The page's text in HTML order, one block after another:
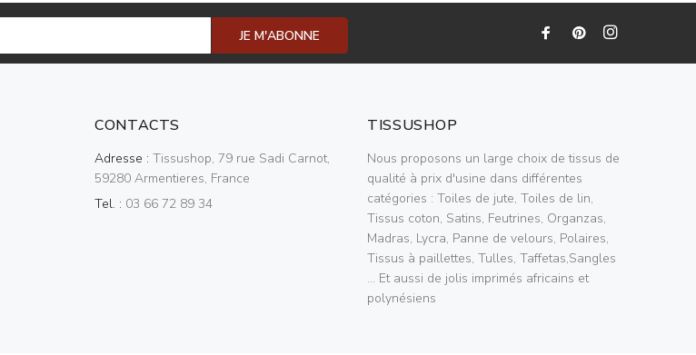
JE M'ABONNE
CONTACTS
Adresse : Tissushop, 79 rue Sadi Carnot,
59280 Armentieres, France
Tel. : 03 66 72 89 34
TISSUSHOP
Nous proposons un large choix de tissus de
qualité à prix d'usine dans différentes
catégories : Toiles de jute, Toiles de lin,
Tissus coton, Satins, Feutrines, Organzas,
Madras, Lycra, Panne de velours, Polaires,
Tissus à paillettes, Tulles, Taffetas,Sangles
... Et aussi de jolis imprimés africains et
polynésiens